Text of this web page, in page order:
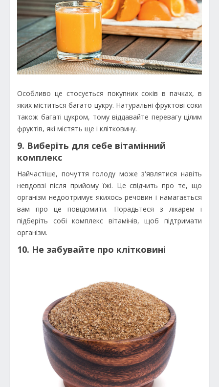
Особливо це стосується покупних соків в пачках, в
яких міститься багато цукру. Натуральні фруктові соки
також багаті цукром, тому віддавайте перевагу цілим
фруктів, які містять ще і клітковину.
9. Виберіть для себе вітамінний
комплекс
Найчастіше, почуття голоду може з'являтися навіть
невдовзі після прийому їжі. Це свідчить про те, що
організм недоотримує якихось речовин і намагається
вам про це повідомити. Порадьтеся з лікарем і
підберіть собі комплекс вітамінів, щоб підтримати
організм.
10. Не забувайте про клітковині